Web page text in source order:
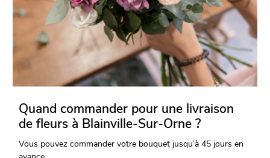
Quand commander pour une livraison
de fleurs à Blainville-Sur-Orne ?
Vous pouvez commander votre bouquet jusqu’à 45 jours en